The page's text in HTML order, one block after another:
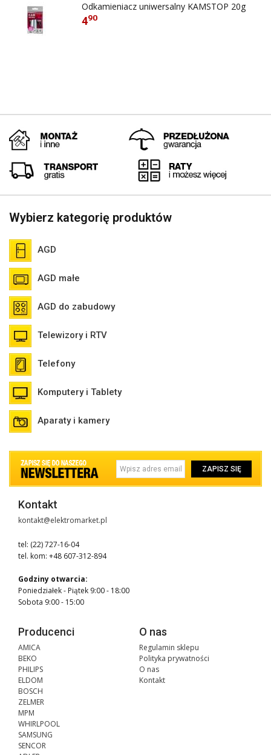
Odkamieniacz uniwersalny KAMSTOP 20g
490
Wybierz kategorię produktów
AGD
AGD małe
AGD do zabudowy
Telewizory i RTV
Telefony
Komputery i Tablety
Aparaty i kamery
ZAPISZ SIĘ
Kontakt
kontakt@elektromarket.pl
tel: (22) 727-16-04
tel. kom: +48 607-312-894
Godziny otwarcia:
Poniedziałek - Piątek 9:00 - 18:00
Sobota 9:00 - 15:00
Producenci
AMICA
BEKO
PHILIPS
ELDOM
BOSCH
ZELMER
MPM
WHIRLPOOL
SAMSUNG
SENCOR
O nas
Regulamin sklepu
Polityka prywatności
O nas
Kontakt